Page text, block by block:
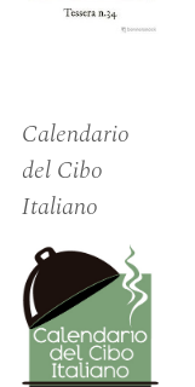
Calendario
del Cibo
Italiano